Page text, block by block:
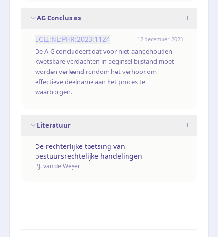
AG Conclusies 1
ECLI:NL:PHR:2023:1124 12 december 2023
De A-G concludeert dat voor niet-aangehouden
kwetsbare verdachten in beginsel bijstand moet
worden verleend rondom het verhoor om
effectieve deelname aan het proces te
waarborgen.
Literatuur 1
De rechterlijke toetsing van
bestuursrechtelijke handelingen
P.J. van de Weyer